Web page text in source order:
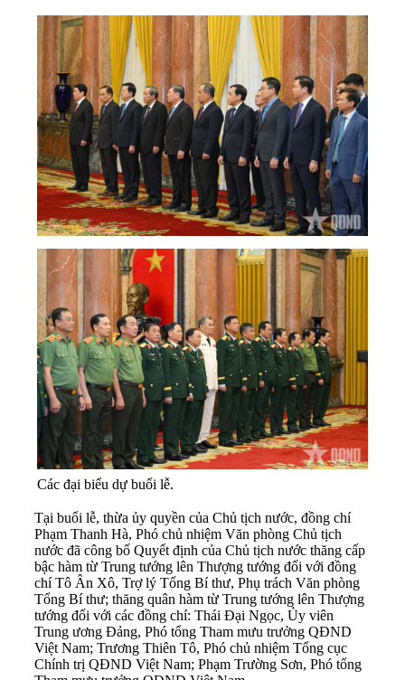
Các đại biểu dự buổi lễ.
Tại buổi lễ, thừa ủy quyền của Chủ tịch nước, đồng chí
Phạm Thanh Hà, Phó chủ nhiệm Văn phòng Chủ tịch
nước đã công bố Quyết định của Chủ tịch nước thăng cấp
bậc hàm từ Trung tướng lên Thượng tướng đối với đồng
chí Tô Ân Xô, Trợ lý Tổng Bí thư, Phụ trách Văn phòng
Tổng Bí thư; thăng quân hàm từ Trung tướng lên Thượng
tướng đối với các đồng chí: Thái Đại Ngọc, Ủy viên
Trung ương Đảng, Phó tổng Tham mưu trưởng QĐND
Việt Nam; Trương Thiên Tô, Phó chủ nhiệm Tổng cục
Chính trị QĐND Việt Nam; Phạm Trường Sơn, Phó tổng